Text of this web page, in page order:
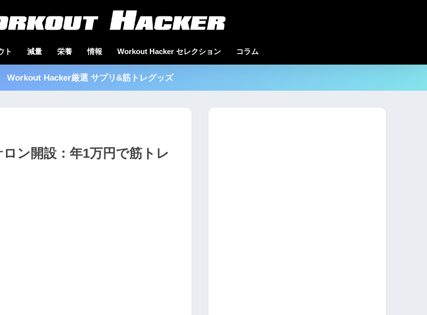
ト 減量 栄養 情報 Workout Hacker セレクション コラム
Workout Hacker厳選 サプリ&筋トレグッズ
ン開設：年1万円で筋トレ